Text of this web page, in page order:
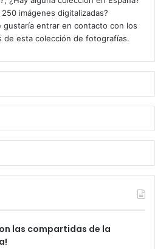
imágenes digitalizadas?
gustaría entrar en contacto con los
de esta colección de fotografías.
las compartidas de la